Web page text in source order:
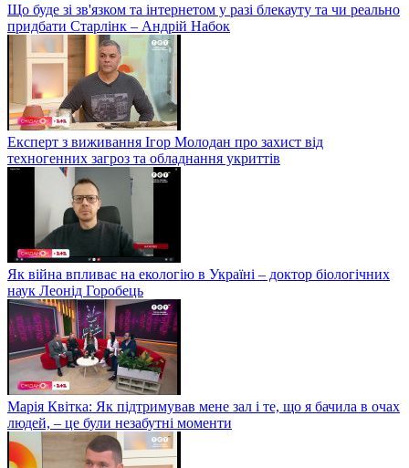
Що буде зі зв'язком та інтернетом у разі блекауту та чи реально
придбати Старлінк – Андрій Набок
Експерт з виживання Ігор Молодан про захист від
техногенних загроз та обладнання укриттів
Як війна впливає на екологію в Україні – доктор біологічних
наук Леонід Горобець
Марія Квітка: Як підтримував мене зал і те, що я бачила в очах
людей, – це були незабутні моменти